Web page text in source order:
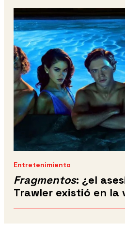
Entretenimiento
Fragmentos: ¿el
Trawler existió en la